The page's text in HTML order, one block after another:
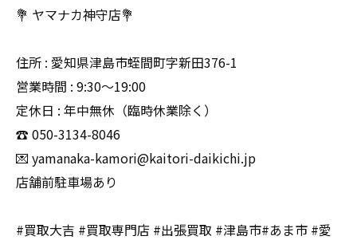
💐 ヤマナカ神守店💐
住所 : 愛知県津島市蛭間町字新田376-1
営業時間 : 9:30〜19:00
定休日 : 年中無休（臨時休業除く）
☎️ 050-3134-8046
💌 yamanaka-kamori@kaitori-daikichi.jp
店舗前駐車場あり
#買取大吉 #買取専門店 #出張買取 #津島市#あま市 #愛